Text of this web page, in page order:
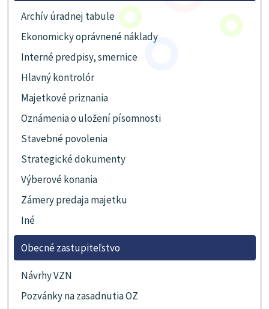
Archív úradnej tabule
Ekonomicky oprávnené náklady
Interné predpisy, smernice
Hlavný kontrolór
Majetkové priznania
Oznámenia o uložení písomnosti
Stavebné povolenia
Strategické dokumenty
Výberové konania
Zámery predaja majetku
Iné
Obecné zastupiteľstvo
Návrhy VZN
Pozvánky na zasadnutia OZ